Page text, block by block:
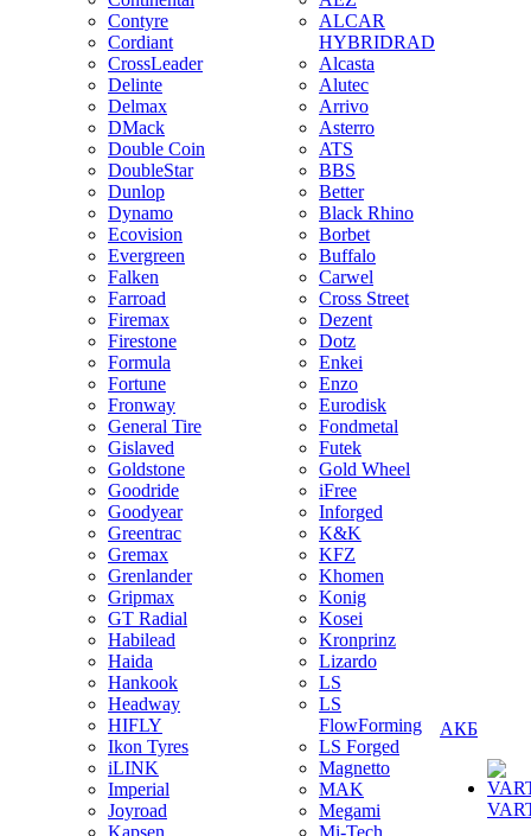
Contyre
Cordiant
CrossLeader
Delinte
Delmax
DMack
Double Coin
DoubleStar
Dunlop
Dynamo
Ecovision
Evergreen
Falken
Farroad
Firemax
Firestone
Formula
Fortune
Fronway
General Tire
Gislaved
Goldstone
Goodride
Goodyear
Greentrac
Gremax
Grenlander
Gripmax
GT Radial
Habilead
Haida
Hankook
Headway
HIFLY
Ikon Tyres
iLINK
Imperial
Joyroad
Kapsen
ALCAR
HYBRIDRAD
Alcasta
Alutec
Arrivo
Asterro
ATS
BBS
Better
Black Rhino
Borbet
Buffalo
Carwel
Cross Street
Dezent
Dotz
Enkei
Enzo
Eurodisk
Fondmetal
Futek
Gold Wheel
iFree
Inforged
K&K
KFZ
Khomen
Konig
Kosei
Kronprinz
Lizardo
LS
LS
FlowForming
LS Forged
Magnetto
MAK
Megami
Mi-Tech
АКБ